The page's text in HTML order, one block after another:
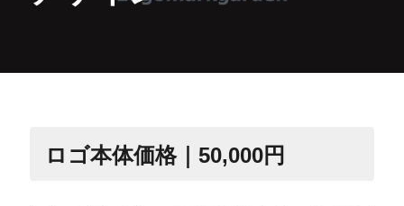
ロゴ本体価格｜50,000円